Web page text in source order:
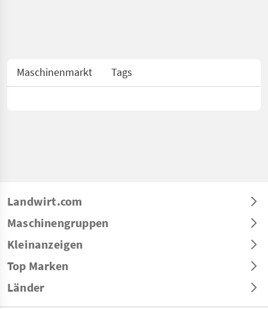
Maschinenmarkt Tags
Landwirt.com
Maschinengruppen
Kleinanzeigen
Top Marken
Länder